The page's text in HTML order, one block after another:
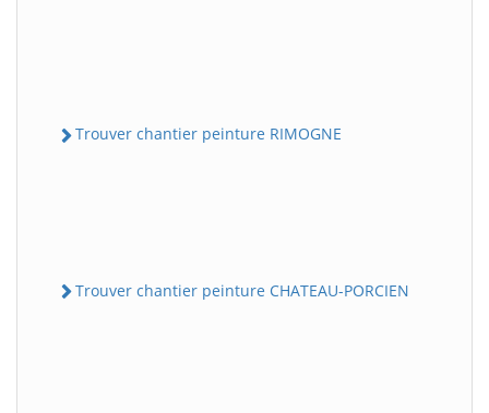
Trouver chantier peinture RIMOGNE
Trouver chantier peinture CHATEAU-PORCIEN